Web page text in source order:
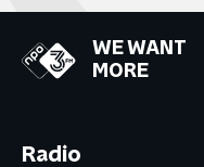
WE WANT
MORE
Radio